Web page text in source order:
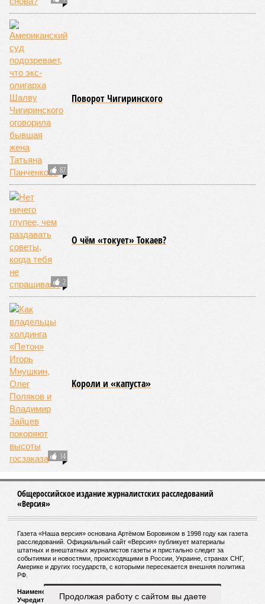
Земля уже не раз показывала человечеству свой крутой
нрав – когда покажет снова?
Земля уже не раз показывала человечеству свой крутой нрав – когда
Природа постоянно вступает в противоречие с нами. Ведь пока
она стремится всё на планете держать в балансе, человечество
не особенно церемонится с окружающей средой. Самые
массовые катастрофы в прошлом – какими они были? Какие
ждут нас со дня на день и чем грозят?
Рассказ
последствия очередного апокалипсиса, искусственно
вызванного группой биологов, называется «Конец всей
этой мерзости». В реальной жизни участия пытливых
исследователей в организации конца света может не
понадобиться: природа сама разберётся, как и где
уменьшить масштабы человеческой популяции.
(фото: en.wikipedia.org)
единственной, где в пределах Солнечной системы есть
процессы на планете включают в себя всевозможные
геологические, метеорологические и физические явления,
которые для человека довольно опасны. Или попросту
смертельны. И вот несколько тому примеров.
Все стихии сразуПродолжая работу с сайтом вы даете